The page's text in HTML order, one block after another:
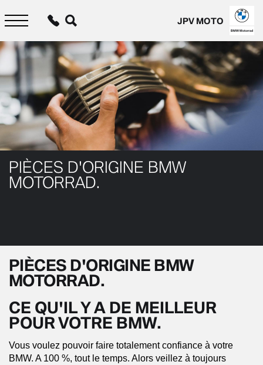
contenu
JPV MOTO
BMW Motorrad
PIÈCES D'ORIGINE BMW
MOTORRAD.
PIÈCES D'ORIGINE BMW
MOTORRAD.
CE QU'IL Y A DE MEILLEUR
POUR VOTRE BMW.
Vous voulez pouvoir faire totalement confiance à votre
BMW. A 100 %, tout le temps. Alors veillez à toujours